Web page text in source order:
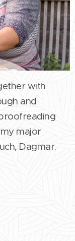
with
and
major
Dagmar.